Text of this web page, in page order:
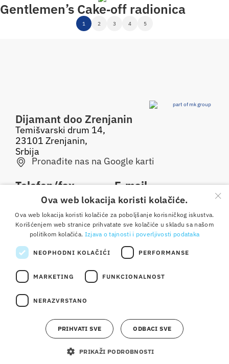
Gentlemen’s Cake‑off radionica
1 2 3 4 5
Dijamant doo Zrenjanin
Temišvarski drum 14,
23101 Zrenjanin,
Srbija
Pronađite nas na Google karti
Telefon/fax
0800 050 500
+381 23 551 001
E-mail
office@dijamant.rs
Pratite nas
Copyright © 2025 Dijamant doo Zrenjanin. Sva prava
pridržana. Izrada:
Osnovni podaci
Opšte odredbe i uslovi korišćenja
Izjava o tajnosti i poverljivosti podataka
Kontakt
Etički kodeks
×
Ova web lokacija koristi kolačiće.
Ova web lokacija koristi kolačiće za poboljšanje korisničkog iskustva.
Korišćenjem web stranice prihvatate sve kolačiće u skladu sa našom
politikom kolačića. Izjava o tajnosti i poverljivosti podataka
NEOPHODNI KOLAČIĆI PERFORMANSE
MARKETING FUNKCIONALNOST
NERAZVRSTANO
PRIHVATI SVE ODBACI SVE
PRIKAŽI PODROBNOSTI